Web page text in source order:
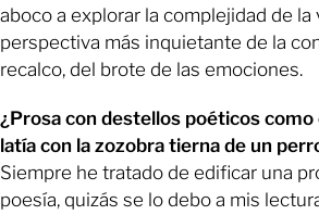
aboco a explorar la complejidad de la
perspectiva más inquietante de la
recalco, del brote de las emociones.
¿Prosa con destellos poéticos como
latía con la zozobra tierna de un
Siempre he tratado de edificar una
poesía, quizás se lo debo a mis